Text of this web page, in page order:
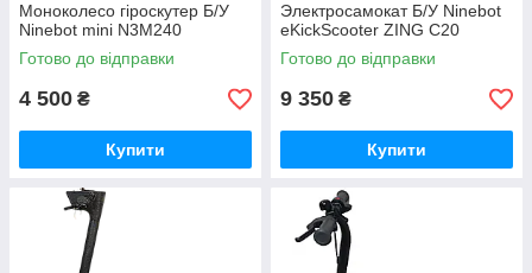
Моноколесо гіроскутер Б/У
Ninebot mini N3M240
Готово до відправки
4 500 ₴
Купити
Электросамокат Б/У Ninebot
eKickScooter ZING C20
Готово до відправки
9 350 ₴
Купити